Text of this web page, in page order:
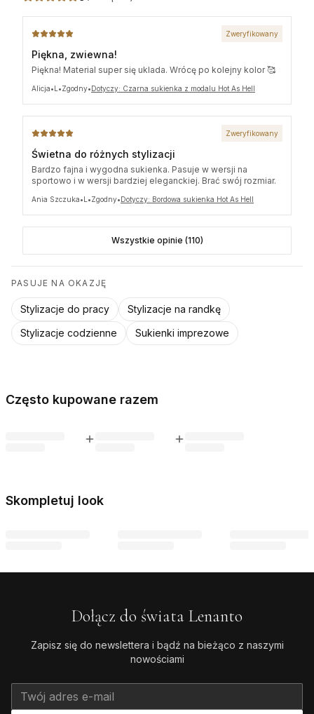
XL 121 cm
Modelka Kinga ma 169 cm wzrostu i prezentuje rozmiar S.
Zweryfikowany
Piękna, zwiewna!
Piękna! Material super się uklada. Wrócę po kolejny kolor 🥰
Alicja•L •Zgodny•Dotyczy: Czarna sukienka z modalu Hot As Hell
Zweryfikowany
Świetna do różnych stylizacji
Bardzo fajna i wygodna sukienka. Pasuje w wersji na
sportowo i w wersji bardziej eleganckiej. Brać swój rozmiar.
Ania Szczuka•L •Zgodny•Dotyczy: Bordowa sukienka Hot As Hell
Wszystkie opinie (110)
PASUJE NA OKAZJĘ
Stylizacje do pracy
Stylizacje na randkę
Stylizacje codzienne
Sukienki imprezowe
Często kupowane razem
Skompletuj look
Dołącz do świata Lenanto
Zapisz się do newslettera i bądź na bieżąco z naszymi
nowościami